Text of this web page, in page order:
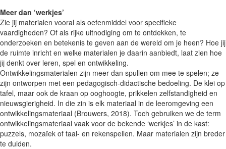
Meer dan ‘werkjes’
Zie jij materialen vooral als oefenmiddel voor specifieke
vaardigheden? Of als rijke uitnodiging om te ontdekken, te
onderzoeken en betekenis te geven aan de wereld om je heen? Hoe jij
de ruimte inricht en welke materialen je daarin aanbiedt, laat zien hoe
jij denkt over leren, spel en ontwikkeling.
Ontwikkelingsmaterialen zijn meer dan spullen om mee te spelen; ze
zijn ontworpen met een pedagogisch-didactische bedoeling. De klei op
tafel, maar ook de kraan op ooghoogte, prikkelen zelfstandigheid en
nieuwsgierigheid. In die zin is elk materiaal in de leeromgeving een
ontwikkelingsmateriaal (Brouwers, 2018). Toch gebruiken we de term
ontwikkelingsmateriaal vaak voor de bekende ‘werkjes’ in de kast:
puzzels, mozaïek of taal- en rekenspellen. Maar materialen zijn breder
te duiden.